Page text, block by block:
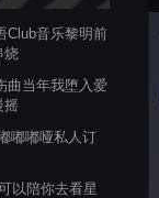
Club音乐黎明前
烧
曲当年我堕入爱
摇
嘟嘟哑私人订
以陪你去看星